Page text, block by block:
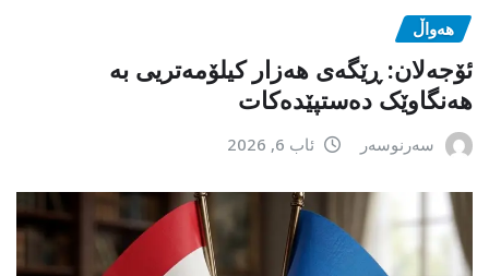
هەواڵ
ئۆجەلان: ڕێگەی هەزار کیلۆمەتریی بە
هەنگاوێک دەستپێدەکات
سەرنوسەر ئاب 6, 2026